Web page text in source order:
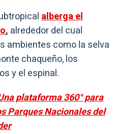
alberga el
, alrededor del cual
ambientes como la selva
chaqueño, los
y el espinal.
plataforma 360° para
Parques Nacionales del